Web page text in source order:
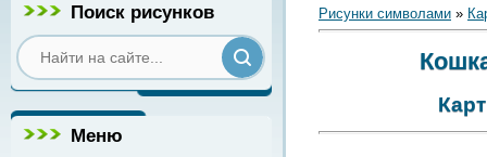
Поиск рисунков
Меню
Рисунки символами »